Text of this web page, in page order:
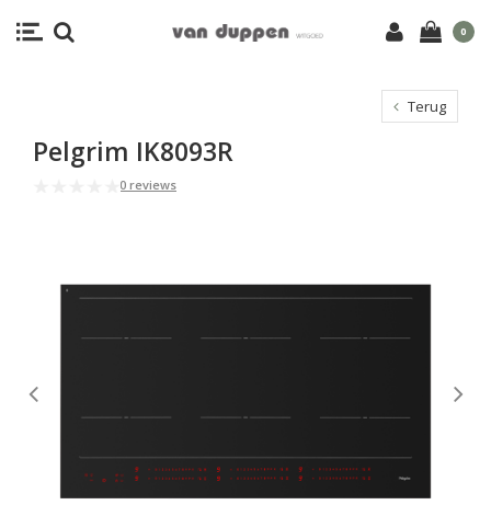
0
Terug
Pelgrim IK8093R
0 reviews